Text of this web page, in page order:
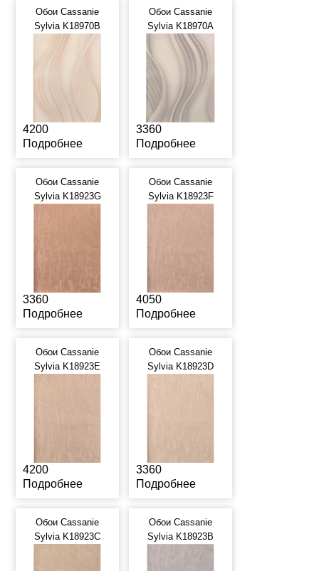
Обои Cassanie
Sylvia K18970B
4200
Подробнее
Обои Cassanie
Sylvia K18970A
3360
Подробнее
Обои Cassanie
Sylvia K18923G
3360
Подробнее
Обои Cassanie
Sylvia K18923F
4050
Подробнее
Обои Cassanie
Sylvia K18923E
4200
Подробнее
Обои Cassanie
Sylvia K18923D
3360
Подробнее
Обои Cassanie
Sylvia K18923C
Обои Cassanie
Sylvia K18923B